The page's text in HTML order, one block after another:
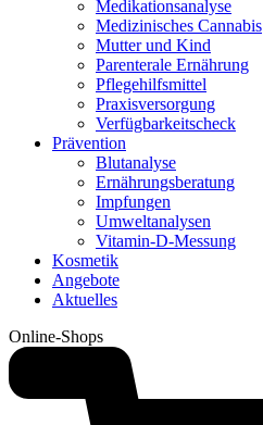
Medikationsanalyse
Medizinisches Cannabis
Mutter und Kind
Parenterale Ernährung
Pflegehilfsmittel
Praxisversorgung
Verfügbarkeitscheck
Prävention
Blutanalyse
Ernährungsberatung
Impfungen
Umweltanalysen
Vitamin-D-Messung
Kosmetik
Angebote
Aktuelles
Online-Shops